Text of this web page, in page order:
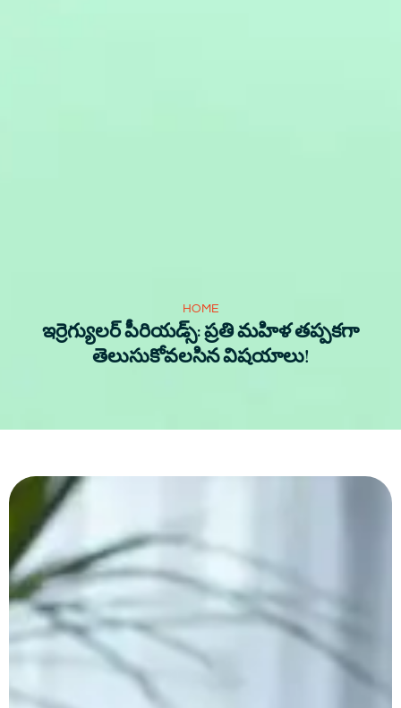
HOME
ఇర్రెగ్యులర్‌ పీరియడ్స్‌: ప్రతి మహిళ తప్పకగా
తెలుసుకోవలసిన విషయాలు!